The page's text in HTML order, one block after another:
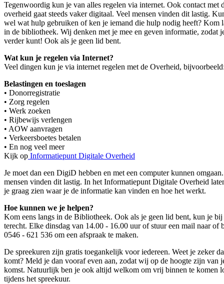
Tegenwoordig kun je van alles regelen via internet. Ook contact met
overheid gaat steeds vaker digitaal. Veel mensen vinden dit lastig.
wel wat hulp gebruiken of ken je iemand die hulp nodig heeft? Kom
in de bibliotheek. Wij denken met je mee en geven informatie, zodat
verder kunt! Ook als je geen lid bent.
Wat kun je regelen via Internet?
Veel dingen kun je via internet regelen met de Overheid,
Belastingen en toeslagen
• Donorregistratie
• Zorg regelen
• Werk zoeken
• Rijbewijs verlengen
• AOW aanvragen
• Verkeersboetes betalen
• En nog veel meer
Kijk op Informatiepunt Digitale Overheid
Je moet dan een DigiD hebben en met een computer kunnen
mensen vinden dit lastig. In het Informatiepunt Digitale Overheid
je graag zien waar je de informatie kan vinden en hoe het werkt.
Hoe kunnen we je helpen?
Kom eens langs in de Bibliotheek. Ook als je geen lid bent, kun je bij
terecht. Elke dinsdag van 14.00 - 16.00 uur of stuur een mail naar of
0546 - 621 536 om een afspraak te maken.
De spreekuren zijn gratis toegankelijk voor iedereen. Weet je zeker
komt? Meld je dan vooraf even aan, zodat wij op de hoogte zijn van
komst. Natuurlijk ben je ook altijd welkom om vrij binnen te komen
tijdens het spreekuur.